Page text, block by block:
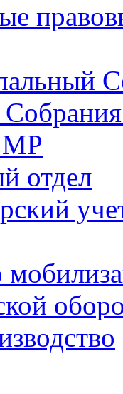
МР
отдел